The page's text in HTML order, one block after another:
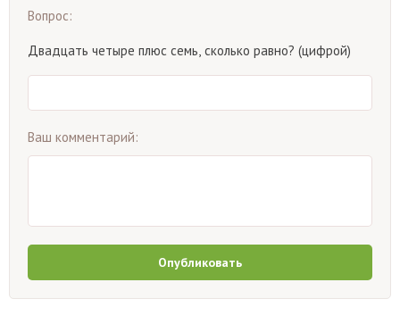
Вопрос:
Двадцать четыре плюс семь, сколько равно? (цифрой)
Ваш комментарий:
Опубликовать